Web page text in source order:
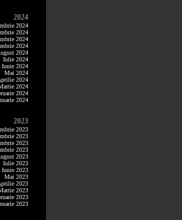
2024
2024
2024
2024
2024
2024
Iulie 2024
Iunie 2024
Mai 2024
2024
2024
2024
2024
2023
2023
2023
2023
2023
2023
Iulie 2023
Iunie 2023
Mai 2023
2023
2023
2023
2023